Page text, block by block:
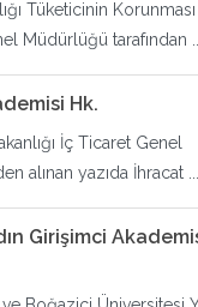
Tüketicinin
Müdürlüğü tarafından ...
Hk.
İç Ticaret Genel
alınan yazıda İhracat ...
Girişimci